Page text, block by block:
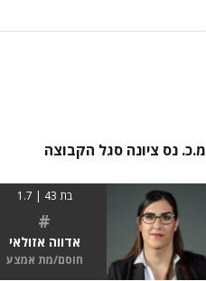
מ.כ. נס ציונה סגל הקבוצה
בת 43 | 1.7
#
אדווה אזולאי
חוסם/מת אמצע